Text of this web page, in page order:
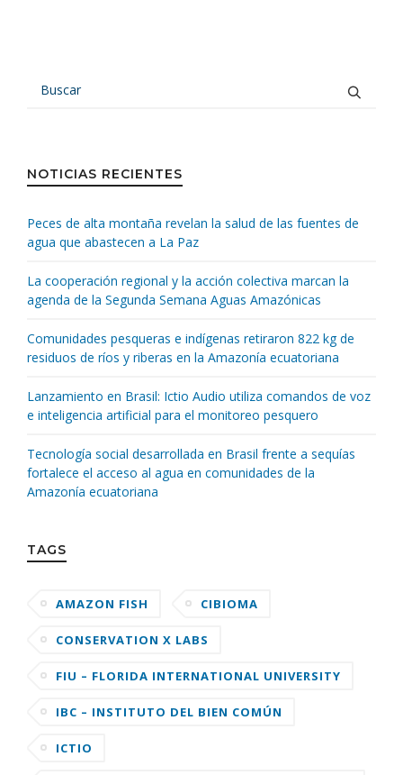
NOTICIAS RECIENTES
Peces de alta montaña revelan la salud de las fuentes de
agua que abastecen a La Paz
La cooperación regional y la acción colectiva marcan la
agenda de la Segunda Semana Aguas Amazónicas
Comunidades pesqueras e indígenas retiraron 822 kg de
residuos de ríos y riberas en la Amazonía ecuatoriana
Lanzamiento en Brasil: Ictio Audio utiliza comandos de voz
e inteligencia artificial para el monitoreo pesquero
Tecnología social desarrollada en Brasil frente a sequías
fortalece el acceso al agua en comunidades de la
Amazonía ecuatoriana
TAGS
AMAZON FISH CIBIOMA
CONSERVATION X LABS
FIU – FLORIDA INTERNATIONAL UNIVERSITY
IBC – INSTITUTO DEL BIEN COMÚN
ICTIO